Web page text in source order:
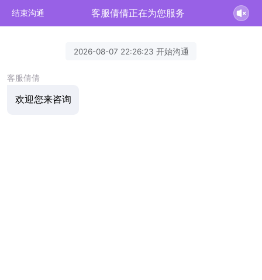
结束沟通 客服倩倩正在为您服务
2026-08-07 22:26:23 开始沟通
客服倩倩
欢迎您来咨询